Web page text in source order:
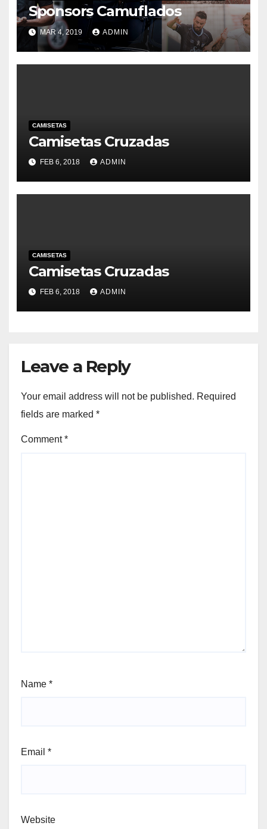
Sponsors Camuflados
MAR 4, 2019 ADMIN
CAMISETAS
Camisetas Cruzadas
FEB 6, 2018 ADMIN
CAMISETAS
Camisetas Cruzadas
FEB 6, 2018 ADMIN
Leave a Reply
Your email address will not be published. Required
fields are marked *
Comment*
Name *
Email *
Website